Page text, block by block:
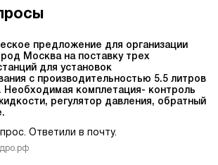
предложение для организации
Москва на поставку трех
для установок
c производительностью 5.5 литров
Необходимая комплетация- контроль
регулятор давления, обратный
Ответили в почту.